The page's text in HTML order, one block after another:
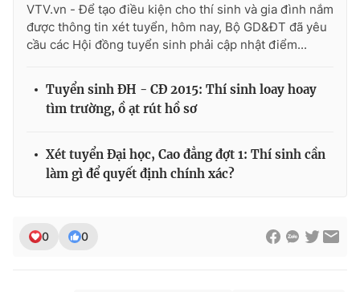
VTV Money VTV Thể thao
Thị trường 24h
VTV4 Vươn mình bằng AI
VTV.vn - Để tạo điều kiện cho thí sinh và gia đình nắm
được thông tin xét tuyển, hôm nay, Bộ GD&ĐT đã yêu
cầu các Hội đồng tuyển sinh phải cập nhật điểm...
Tuyển sinh ĐH - CĐ 2015: Thí sinh loay hoay
tìm trường, ồ ạt rút hồ sơ
Xét tuyển Đại học, Cao đẳng đợt 1: Thí sinh cần
làm gì để quyết định chính xác?
0 0